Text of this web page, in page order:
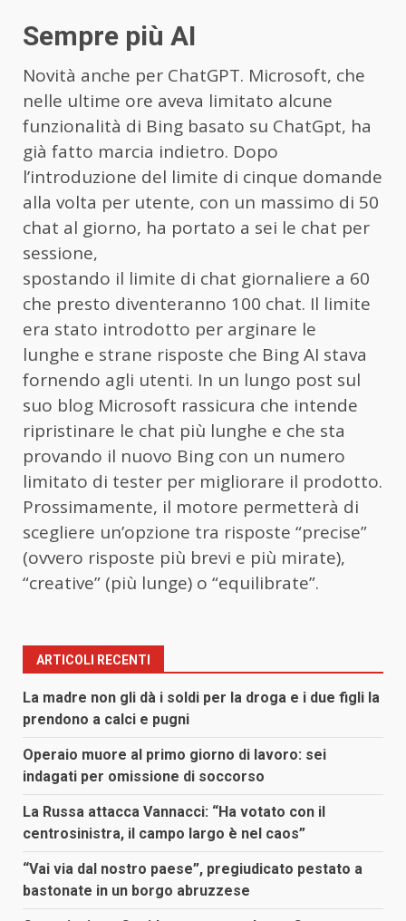
Sempre più AI
Novità anche per ChatGPT. Microsoft, che
nelle ultime ore aveva limitato alcune
funzionalità di Bing basato su ChatGpt, ha
già fatto marcia indietro. Dopo
l’introduzione del limite di cinque domande
alla volta per utente, con un massimo di 50
chat al giorno, ha portato a sei le chat per
sessione,
spostando il limite di chat giornaliere a 60
che presto diventeranno 100 chat. Il limite
era stato introdotto per arginare le
lunghe e strane risposte che Bing AI stava
fornendo agli utenti. In un lungo post sul
suo blog Microsoft rassicura che intende
ripristinare le chat più lunghe e che sta
provando il nuovo Bing con un numero
limitato di tester per migliorare il prodotto.
Prossimamente, il motore permetterà di
scegliere un’opzione tra risposte “precise”
(ovvero risposte più brevi e più mirate),
“creative” (più lunge) o “equilibrate”.
ARTICOLI RECENTI
La madre non gli dà i soldi per la droga e i due figli la
prendono a calci e pugni
Operaio muore al primo giorno di lavoro: sei
indagati per omissione di soccorso
La Russa attacca Vannacci: “Ha votato con il
centrosinistra, il campo largo è nel caos”
“Vai via dal nostro paese”, pregiudicato pestato a
bastonate in un borgo abruzzese